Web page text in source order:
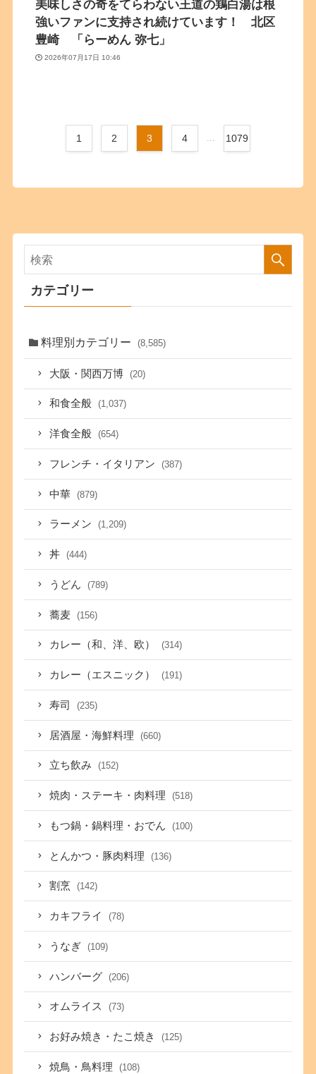
美味しさの奇をてらわない王道の鶏白湯は根
強いファンに支持され続けています！ 北区
豊崎 「らーめん 弥七」
2026年07月17日 10:46
1 2 3 4 1079
カテゴリー
料理別カテゴリー (8,585)
大阪・関西万博 (20)
和食全般 (1,037)
洋食全般 (654)
フレンチ・イタリアン (387)
中華 (879)
ラーメン (1,209)
丼 (444)
うどん (789)
蕎麦 (156)
カレー（和、洋、欧） (314)
カレー（エスニック） (191)
寿司 (235)
居酒屋・海鮮料理 (660)
立ち飲み (152)
焼肉・ステーキ・肉料理 (518)
もつ鍋・鍋料理・おでん (100)
とんかつ・豚肉料理 (136)
割烹 (142)
カキフライ (78)
うなぎ (109)
ハンバーグ (206)
オムライス (73)
お好み焼き・たこ焼き (125)
焼鳥・鳥料理 (108)